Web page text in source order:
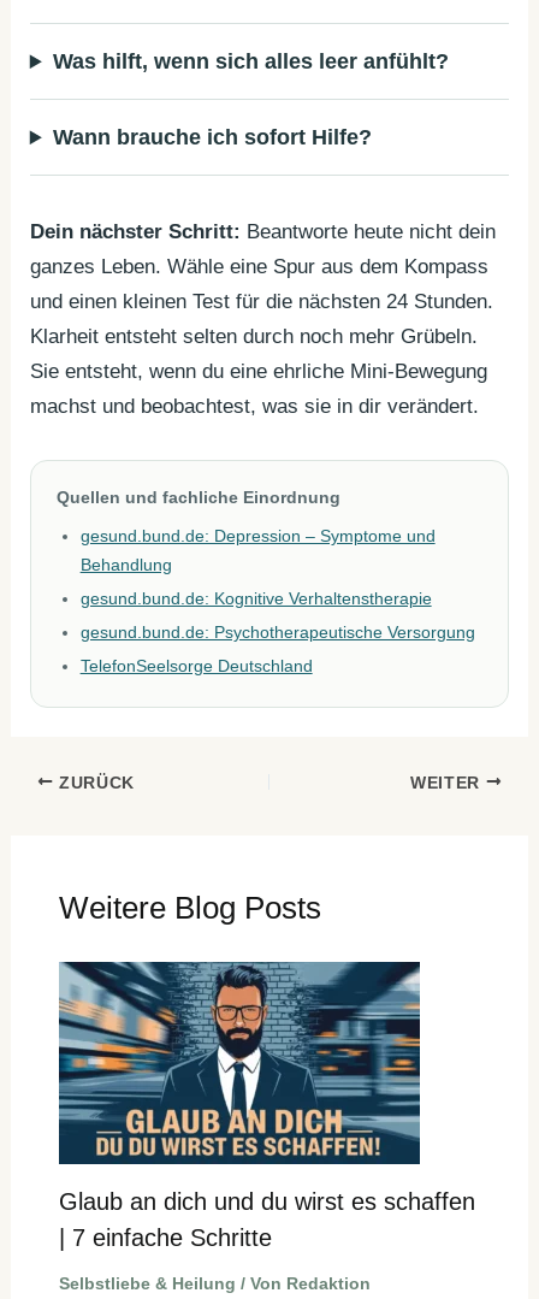
Was hilft, wenn sich alles leer anfühlt?
Wann brauche ich sofort Hilfe?
Dein nächster Schritt: Beantworte heute nicht dein
ganzes Leben. Wähle eine Spur aus dem Kompass
und einen kleinen Test für die nächsten 24 Stunden.
Klarheit entsteht selten durch noch mehr Grübeln.
Sie entsteht, wenn du eine ehrliche Mini-Bewegung
machst und beobachtest, was sie in dir verändert.
Quellen und fachliche Einordnung
gesund.bund.de: Depression – Symptome und
Behandlung
gesund.bund.de: Kognitive Verhaltenstherapie
gesund.bund.de: Psychotherapeutische Versorgung
TelefonSeelsorge Deutschland
ZURÜCK WEITER
Weitere Blog Posts
Glaub an dich und du wirst es schaffen
| 7 einfache Schritte
Selbstliebe & Heilung / Von Redaktion